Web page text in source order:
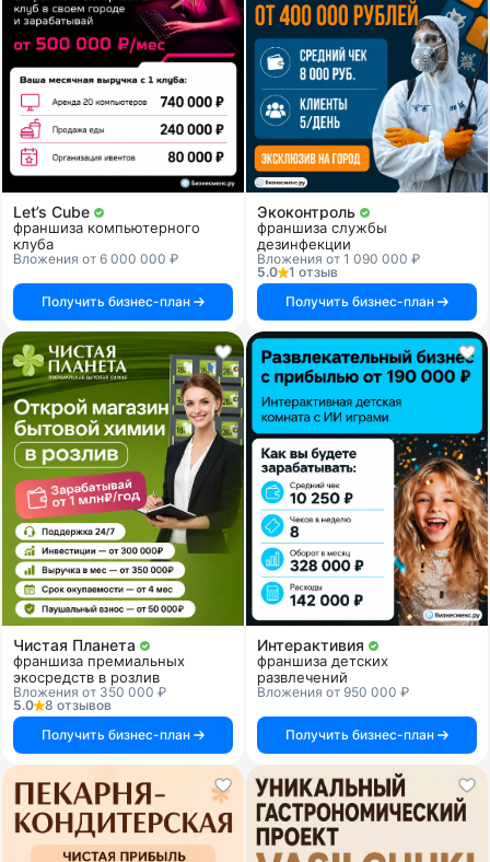
Let’s Cube
франшиза компьютерного
клуба
Вложения от 6 000 000 ₽
Получить бизнес-план
Экоконтроль
франшиза службы
дезинфекции
Вложения от 1 090 000 ₽
5.0
1 отзыв
Получить бизнес-план
Чистая Планета
франшиза премиальных
экосредств в розлив
Вложения от 350 000 ₽
5.0
8 отзывов
Получить бизнес-план
Интерактивия
франшиза детских
развлечений
Вложения от 950 000 ₽
Получить бизнес-план